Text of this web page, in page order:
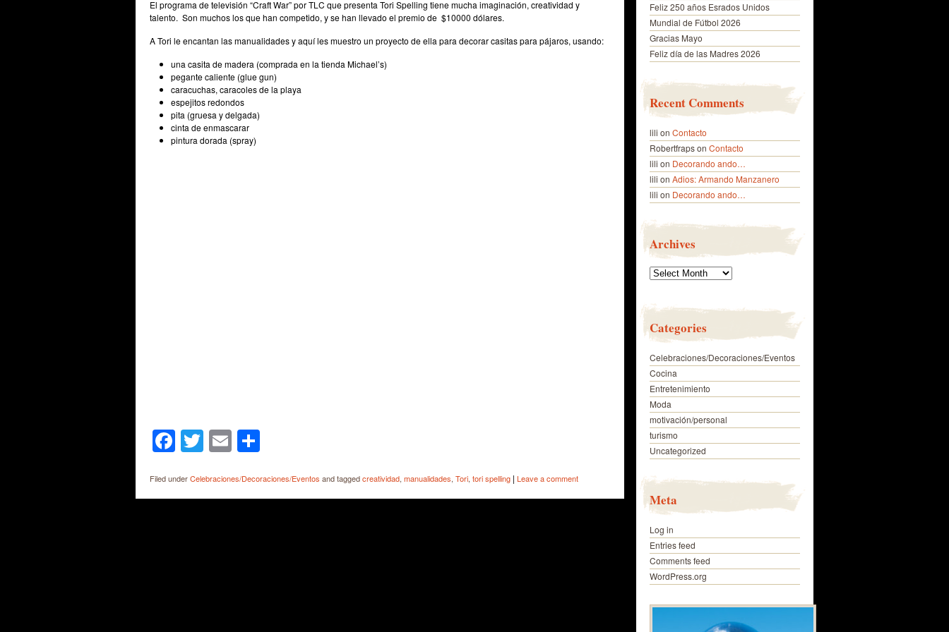
El programa de televisión “Craft War” por TLC que presenta Tori Spelling tiene mucha imaginación, creatividad y
talento. Son muchos los que han competido, y se han llevado el premio de $10000 dólares.
A Tori le encantan las manualidades y aquí les muestro un proyecto de ella para decorar casitas para pájaros, usando:
una casita de madera (comprada en la tienda Michael’s)
pegante caliente (glue gun)
caracuchas, caracoles de la playa
espejitos redondos
pita (gruesa y delgada)
cinta de enmascarar
pintura dorada (spray)
Facebook
Twitter
Email
Filed underCelebraciones/Decoraciones/Eventos and taggedcreatividad, manualidades, Tori, tori spelling | Leave a comment
Feliz 250 años Esrados Unidos
Mundial de Fútbol 2026
Gracias Mayo
Feliz día de las Madres 2026
Recent Comments
lili on Contacto
Robertfrapson Contacto
lili on Decorando ando…
lili on Adios: Armando Manzanero
lili on Decorando ando…
Archives
Archives
Categories
Celebraciones/Decoraciones/Eventos
Cocina
Entretenimiento
Moda
motivación/personal
turismo
Uncategorized
Meta
Log in
Entries feed
Comments feed
WordPress.org